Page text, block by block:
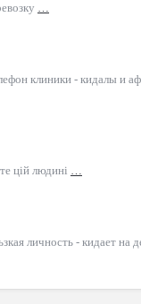
…
клиники - кидалы и
цій людині …
личность - кидает на